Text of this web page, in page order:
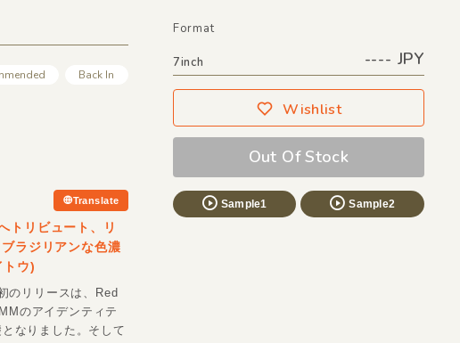
Back In
Translate
Format
7inch ---- JPY
Wishlist
Out Of Stock
Sample1 Sample2
リビュート、リ
ラジリアンな色濃
ウ)
のリリースは、Red
のアイデンティテ
なりました。そして